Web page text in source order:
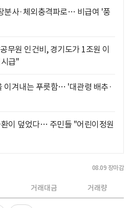
분사·체외충격파로… 비급여 '풍
무원 인건비, 경기도가 1조원 이
급"
이겨내는 푸릇함… '대관령 배추·
이 덮었다… 주민들 "어린이정원
08.09 장마감
거래대금 거래량